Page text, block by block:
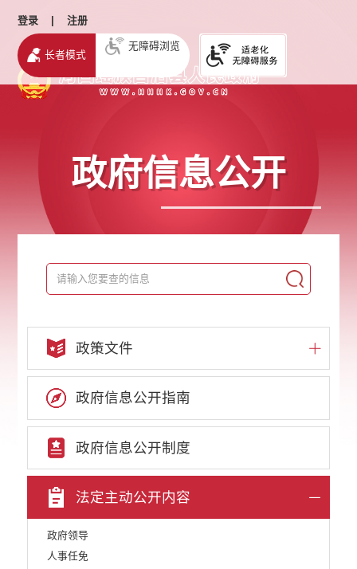
登录 | 注册
长者模式
无障碍浏览
政府信息公开
政策文件
政府信息公开指南
政府信息公开制度
法定主动公开内容
政府领导
人事任免